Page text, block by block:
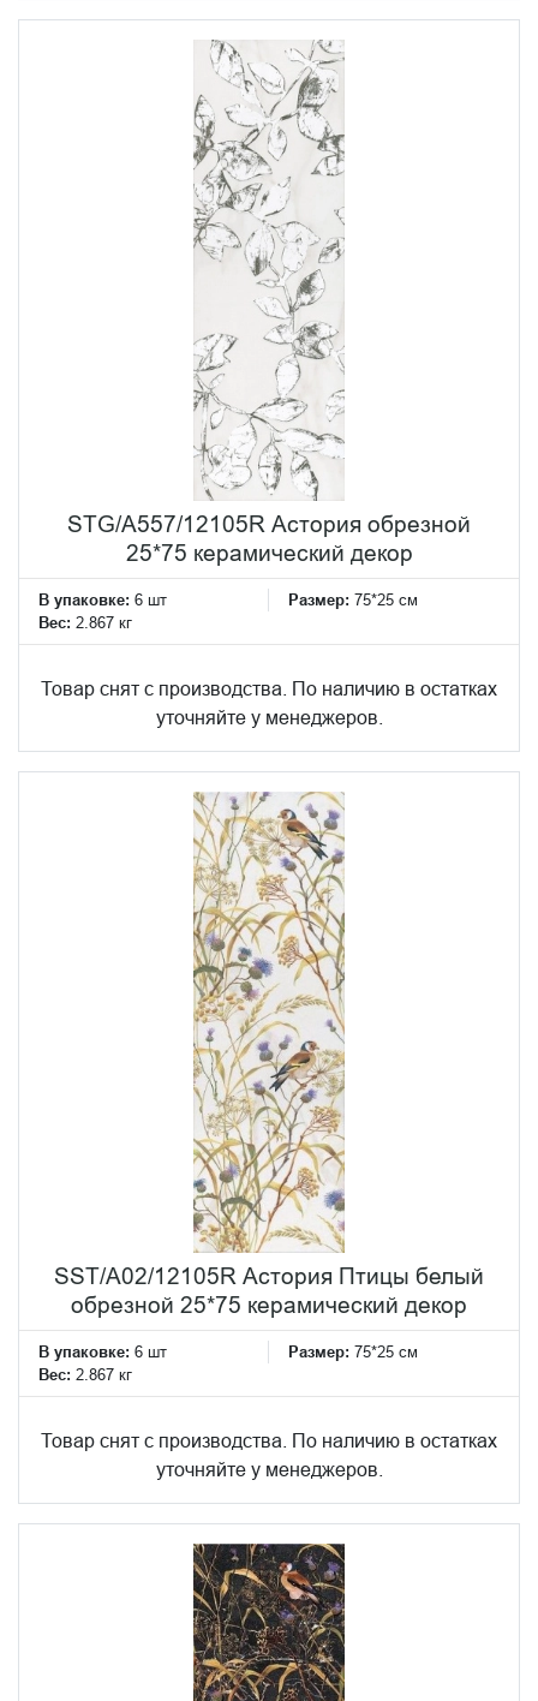
STG/A557/12105R Астория обрезной
25*75 керамический декор
В упаковке: 6 шт Размер: 75*25 см
Вес: 2.867 кг
Товар снят с производства. По наличию в остатках
уточняйте у менеджеров.
SST/A02/12105R Астория Птицы белый
обрезной 25*75 керамический декор
В упаковке: 6 шт Размер: 75*25 см
Вес: 2.867 кг
Товар снят с производства. По наличию в остатках
уточняйте у менеджеров.